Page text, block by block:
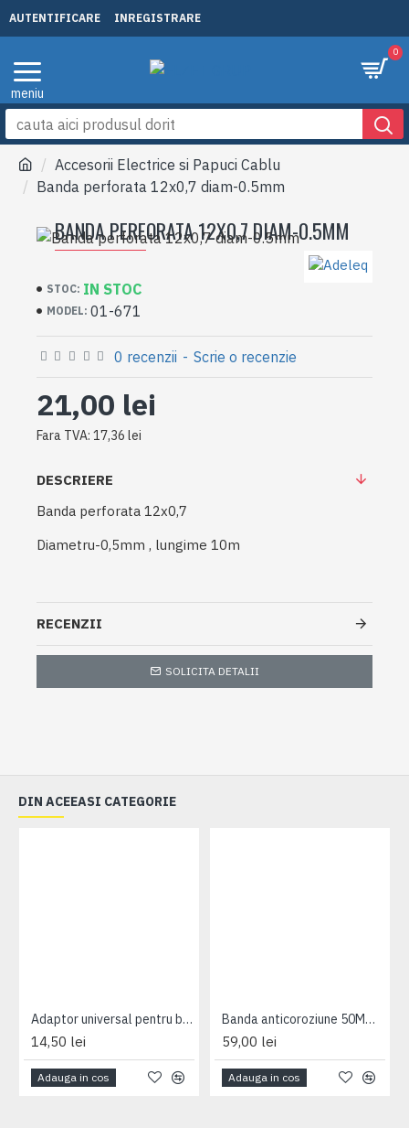
AUTENTIFICARE INREGISTRARE
0
Accesorii Electrice si Papuci Cablu
Banda perforata 12x0,7 diam-0.5mm
BANDA PERFORATA 12X0,7 DIAM-0.5MM
STOC: IN STOC
MODEL: 01-671
0 recenzii - Scrie o recenzie
21,00 lei
Fara TVA: 17,36 lei
SOLICITA DETALII
DESCRIERE
Banda perforata 12x0,7
Diametru-0,5mm , lungime 10m
RECENZII
DIN ACEEASI CATEGORIE
Adaptor universal pentru borniere Hager serie KN
14,50 lei
Adauga in cos
Banda anticoroziune 50MMx10M Obo Bettermann
59,00 lei
Adauga in cos